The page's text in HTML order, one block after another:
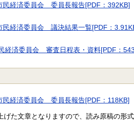
経済委員会 委員長報告[PDF：392KB]
経済委員会 議決結果一覧[PDF：
経済委員会 審査日程表・資料[PDF：
経済委員会 委員長報告[PDF：118KB]
た文章となりますので、読み原稿の形